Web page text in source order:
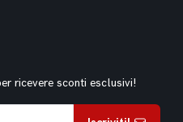
ricevere sconti esclusivi!